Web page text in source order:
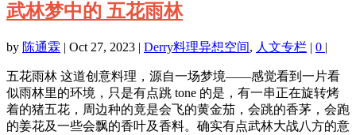
武林梦中的 五花雨林
by 陈通霖 | Oct 27, 2023 | Derry料理异想空间, 人文专栏 | 0 |
五花雨林 这道创意料理，源自一场梦境——感觉看到一片看
似雨林里的环境，只是有点跳 tone 的是，有一串正在旋转烤
着的猪五花，周边种的竟是会飞的黄金茄，会跳的香茅，会跑
的姜花及一些会飘的香叶及香料。确实有点武林大战八方的意